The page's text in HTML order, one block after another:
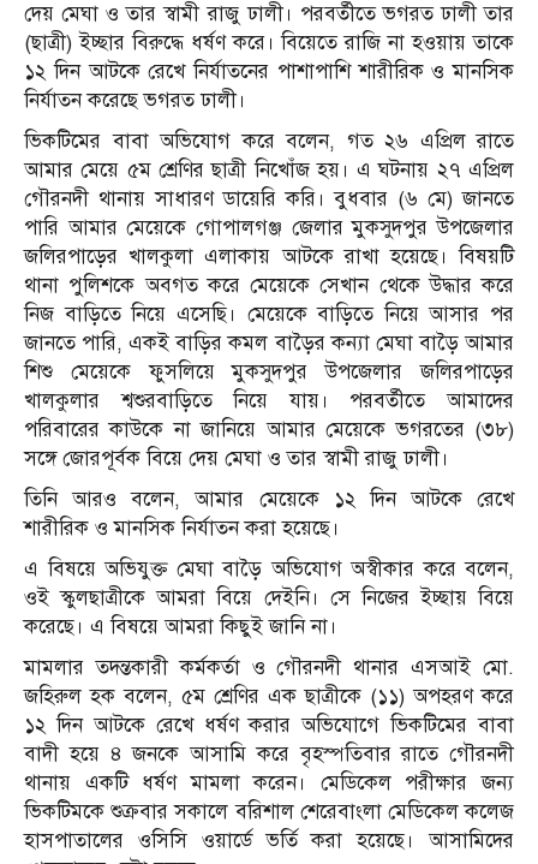
দেয় মেঘা ও তার স্বামী রাজু ঢালী। পরবর্তীতে ভগরত ঢালী তার
(ছাত্রী) ইচ্ছার বিরুদ্ধে ধর্ষণ করে। বিয়েতে রাজি না হওয়ায় তাকে
১২ দিন আটকে রেখে নির্যাতনের পাশাপাশি শারীরিক ও মানসিক
নির্যাতন করেছে ভগরত ঢালী।
ভিকটিমের বাবা অভিযোগ করে বলেন, গত ২৬ এপ্রিল রাতে
আমার মেয়ে ৫ম শ্রেণির ছাত্রী নিখোঁজ হয়। এ ঘটনায় ২৭ এপ্রিল
গৌরনদী থানায় সাধারণ ডায়েরি করি। বুধবার (৬ মে) জানতে
পারি আমার মেয়েকে গোপালগঞ্জ জেলার মুকসুদপুর উপজেলার
জলিরপাড়ের খালকুলা এলাকায় আটকে রাখা হয়েছে। বিষয়টি
থানা পুলিশকে অবগত করে মেয়েকে সেখান থেকে উদ্ধার করে
নিজ বাড়িতে নিয়ে এসেছি। মেয়েকে বাড়িতে নিয়ে আসার পর
জানতে পারি, একই বাড়ির কমল বাড়ৈর কন্যা মেঘা বাড়ৈ আমার
শিশু মেয়েকে ফুসলিয়ে মুকসুদপুর উপজেলার জলিরপাড়ের
খালকুলার শ্বশুরবাড়িতে নিয়ে যায়। পরবর্তীতে আমাদের
পরিবারের কাউকে না জানিয়ে আমার মেয়েকে ভগরতের (৩৮)
সঙ্গে জোরপূর্বক বিয়ে দেয় মেঘা ও তার স্বামী রাজু ঢালী।
তিনি আরও বলেন, আমার মেয়েকে ১২ দিন আটকে রেখে
শারীরিক ও মানসিক নির্যাতন করা হয়েছে।
এ বিষয়ে অভিযুক্ত মেঘা বাড়ৈ অভিযোগ অস্বীকার করে বলেন,
ওই স্কুলছাত্রীকে আমরা বিয়ে দেইনি। সে নিজের ইচ্ছায় বিয়ে
করেছে। এ বিষয়ে আমরা কিছুই জানি না।
মামলার তদন্তকারী কর্মকর্তা ও গৌরনদী থানার এসআই মো.
জহিরুল হক বলেন, ৫ম শ্রেণির এক ছাত্রীকে (১১) অপহরণ করে
১২ দিন আটকে রেখে ধর্ষণ করার অভিযোগে ভিকটিমের বাবা
বাদী হয়ে ৪ জনকে আসামি করে বৃহস্পতিবার রাতে গৌরনদী
থানায় একটি ধর্ষণ মামলা করেন। মেডিকেল পরীক্ষার জন্য
ভিকটিমকে শুক্রবার সকালে বরিশাল শেরেবাংলা মেডিকেল কলেজ
হাসপাতালের ওসিসি ওয়ার্ডে ভর্তি করা হয়েছে। আসামিদের